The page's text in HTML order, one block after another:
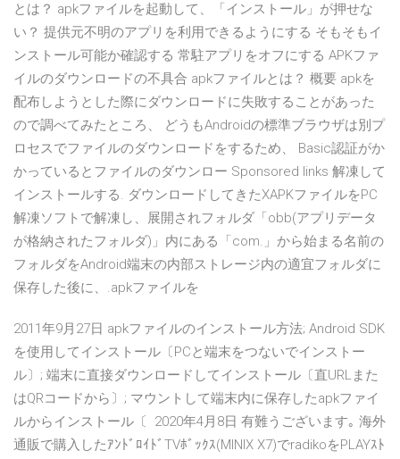
とは？ apkファイルを起動して、「インストール」が押せな
い？ 提供元不明のアプリを利用できるようにする そもそもイ
ンストール可能か確認する 常駐アプリをオフにする APKファ
イルのダウンロードの不具合 apkファイルとは？ 概要 apkを
配布しようとした際にダウンロードに失敗することがあった
ので調べてみたところ、 どうもAndroidの標準ブラウザは別プ
ロセスでファイルのダウンロードをするため、 Basic認証がか
かっているとファイルのダウンロー Sponsored links 解凍して
インストールする. ダウンロードしてきたXAPKファイルをPC
解凍ソフトで解凍し、展開されフォルダ「obb(アプリデータ
が格納されたフォルダ)」内にある「com.」から始まる名前の
フォルダをAndroid端末の内部ストレージ内の適宜フォルダに
保存した後に、.apkファイルを
2011年9月27日 apkファイルのインストール方法; Android SDK
を使用してインストール〔PCと端末をつないでインストー
ル〕; 端末に直接ダウンロードしてインストール〔直URLまた
はQRコードから〕; マウントして端末内に保存したapkファイ
ルからインストール〔 2020年4月8日 有難うございます｡ 海外
通販で購入したｱﾝﾄﾞﾛｲﾄﾞTVﾎﾞｯｸｽ(MINIX X7)でradikoをPLAYｽﾄ